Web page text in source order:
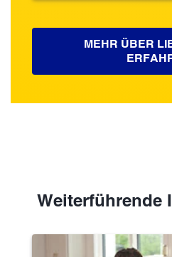
MEHR ÜBER
Weiterführende